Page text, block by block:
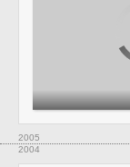
2005
2004